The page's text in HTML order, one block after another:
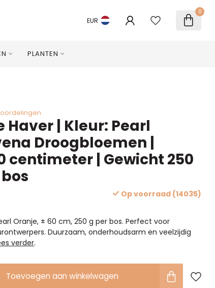
EUR
0
PLANTEN
Haver | Kleur: Pearl
Droogbloemen |
centimeter | Gewicht 250
Op voorraad (14035)
Oranje, ± 60 cm, 250 g per bos. Perfect voor
Duurzaam, onderhoudsarm en veelzijdig
verder.
Toevoegen aan winkelwagen